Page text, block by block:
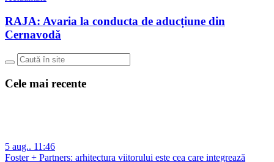
RAJA: Avaria la conducta de aducțiune din
Cernavodă
Cele mai recente
5 aug.. 11:46
Foster + Partners: arhitectura viitorului este cea care integrează